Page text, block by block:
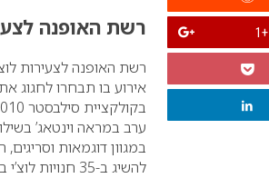
+1 רשת האופנה
אירוע בו תבחרו לחגוג
ערב במראה וינטאג’
במגוון דוגמאות
להשיג ב-35 חנויות לוצ’י ברחבי הארץ.